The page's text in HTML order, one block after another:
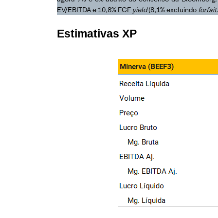
EV/EBITDA e 10,8% FCF yield(8,1% excluindo
Estimativas XP